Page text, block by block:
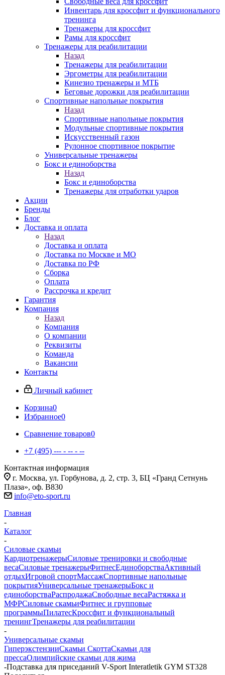
Инвентарь для кроссфит и функционального
тренинга
Тренажеры для кроссфит
Рамы для кроссфит
Тренажеры для реабилитации
Назад
Тренажеры для реабилитации
Эргометры для реабилитации
Кинезио тренажеры и МТБ
Беговые дорожки для реабилитации
Спортивные напольные покрытия
Назад
Спортивные напольные покрытия
Модульные спортивные покрытия
Искусственный газон
Рулонное спортивное покрытие
Универсальные тренажеры
Бокс и единоборства
Назад
Бокс и единоборства
Тренажеры для отработки ударов
Акции
Бренды
Блог
Доставка и оплата
Назад
Доставка и оплата
Доставка по Москве и МО
Доставка по РФ
Сборка
Оплата
Рассрочка и кредит
Гарантия
Компания
Назад
Компания
О компании
Реквизиты
Команда
Вакансии
Контакты
Личный кабинет
Корзина0
Избранное0
Сравнение товаров0
+7 (495) --- - -- - --
Контактная информация
г. Москва, ул. Горбунова, д. 2, стр. 3, БЦ «Гранд Сетнунь
Плаза», оф. В830
info@eto-sport.ru
Главная
-
Каталог
-
Силовые скамьи
КардиотренажерыСиловые тренировки и свободные
весаСиловые тренажерыФитнесЕдиноборстваАктивный
отдыхИгровой спортМассажСпортивные напольные
покрытияУниверсальные тренажерыБокс и
единоборстваРаспродажаСвободные весаРастяжка и
МФРСиловые скамьиФитнес и групповые
программыПилатесКроссфит и функциональный
тренингТренажеры для реабилитации
-
Универсальные скамьи
ГиперэкстензииСкамьи СкоттаСкамьи для
прессаОлимпийские скамьи для жима
-Подставка для приседаний V-Sport Interatletik GYM ST328